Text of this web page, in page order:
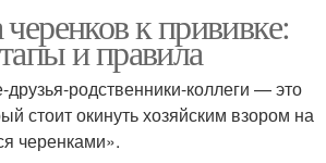
к прививке:
и правила
родственники-коллеги — это
стоит окинуть хозяйским взором на
черенками».